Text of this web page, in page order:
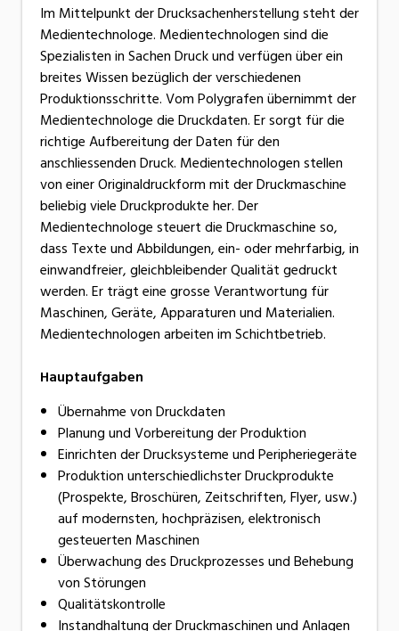
Im Mittelpunkt der Drucksachenherstellung steht der
Medientechnologe. Medientechnologen sind die
Spezialisten in Sachen Druck und verfügen über ein
breites Wissen bezüglich der verschiedenen
Produktionsschritte. Vom Polygrafen übernimmt der
Medientechnologe die Druckdaten. Er sorgt für die
richtige Aufbereitung der Daten für den
anschliessenden Druck. Medientechnologen stellen
von einer Originaldruckform mit der Druckmaschine
beliebig viele Druckprodukte her. Der
Medientechnologe steuert die Druckmaschine so,
dass Texte und Abbildungen, ein- oder mehrfarbig, in
einwandfreier, gleichbleibender Qualität gedruckt
werden. Er trägt eine grosse Verantwortung für
Maschinen, Geräte, Apparaturen und Materialien.
Medientechnologen arbeiten im Schichtbetrieb.
Hauptaufgaben
Übernahme von Druckdaten
Planung und Vorbereitung der Produktion
Einrichten der Drucksysteme und Peripheriegeräte
Produktion unterschiedlichster Druckprodukte
(Prospekte, Broschüren, Zeitschriften, Flyer, usw.)
auf modernsten, hochpräzisen, elektronisch
gesteuerten Maschinen
Überwachung des Druckprozesses und Behebung
von Störungen
Qualitätskontrolle
Instandhaltung der Druckmaschinen und Anlagen